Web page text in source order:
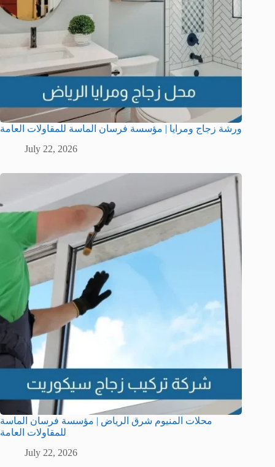
ورشة زجاج ومرايا | مؤسسة فرسان الماسة للمقاولات العامة
July 22, 2026
محلات المنيوم شرق الرياض | مؤسسة فرسان الماسة
للمقاولات العامة
July 22, 2026